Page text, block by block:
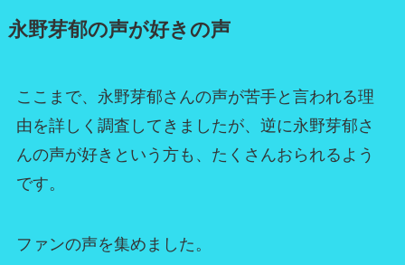
永野芽郁の声が好きの声
ここまで、永野芽郁さんの声が苦手と言われる理
由を詳しく調査してきましたが、逆に永野芽郁さ
んの声が好きという方も、たくさんおられるよう
です。
ファンの声を集めました。